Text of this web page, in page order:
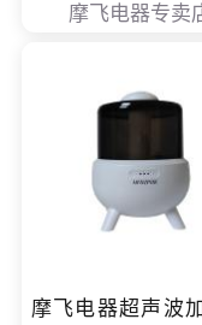
摩飞电器专卖
摩飞电器超声波